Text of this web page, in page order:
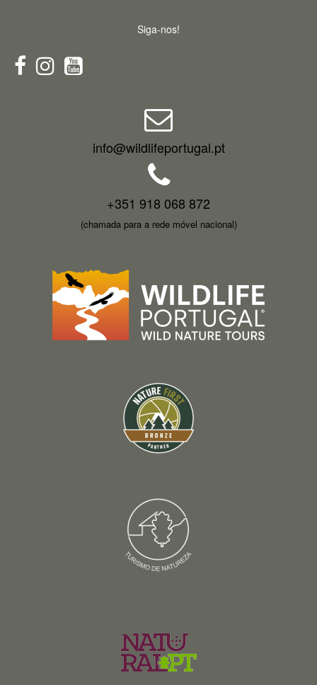
Siga-nos!
info@wildlifeportugal.pt
+351 918 068 872
(chamada para a rede móvel nacional)